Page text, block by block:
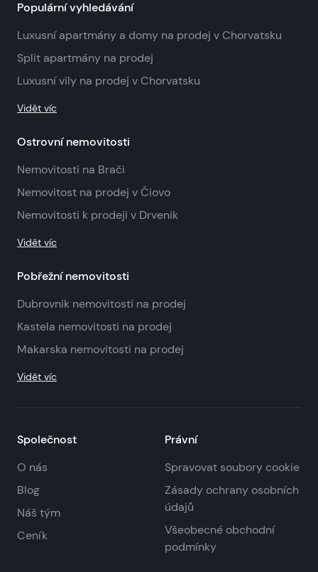
Populární vyhledávání
Luxusní apartmány a domy na prodej v Chorvatsku
Split apartmány na prodej
Luxusní vily na prodej v Chorvatsku
Vidět víc
Ostrovní nemovitosti
Nemovitosti na Brači
Nemovitost na prodej v Čiovo
Nemovitosti k prodeji v Drvenik
Vidět víc
Pobřežní nemovitosti
Dubrovnik nemovitosti na prodej
Kastela nemovitosti na prodej
Makarska nemovitosti na prodej
Vidět víc
Společnost
O nás
Blog
Náš tým
Ceník
Právní
Spravovat soubory cookie
Zásady ochrany osobních
údajů
Všeobecné obchodní
podmínky